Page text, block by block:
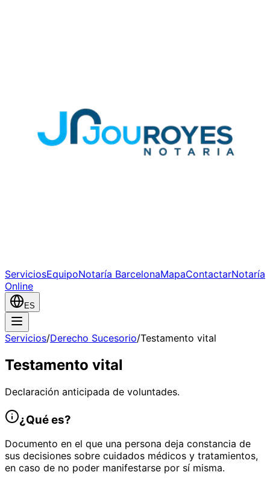
ServiciosEquipoNotaría BarcelonaMapaContactarNotaría
Online
ES
Servicios/Derecho Sucesorio/Testamento vital
Testamento vital
Declaración anticipada de voluntades.
¿Qué es?
Documento en el que una persona deja constancia de
sus decisiones sobre cuidados médicos y tratamientos,
en caso de no poder manifestarse por sí misma.